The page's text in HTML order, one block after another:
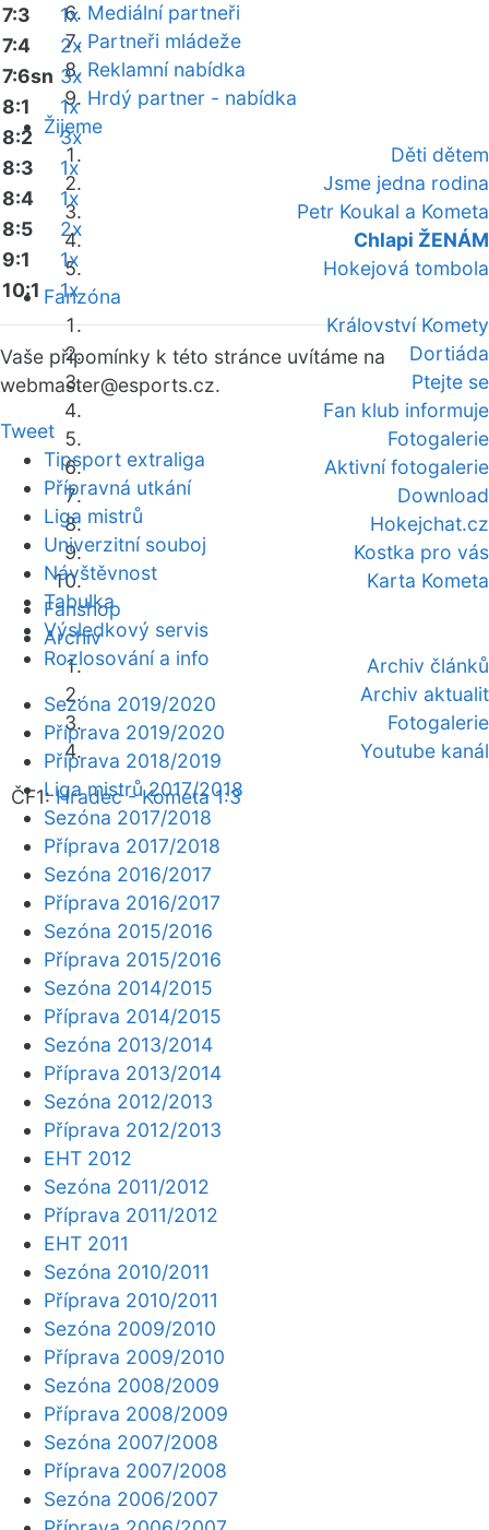
Mediální partneři
Partneři mládeže
Reklamní nabídka
Hrdý partner - nabídka
Žijeme
Děti dětem
Jsme jedna rodina
Petr Koukal a Kometa
Chlapi ŽENÁM
Hokejová tombola
Fanzóna
Království Komety
Dortiáda
Ptejte se
Fan klub informuje
Fotogalerie
Aktivní fotogalerie
Download
Hokejchat.cz
Kostka pro vás
Karta Kometa
Fanshop
Archiv
Archiv článků
Archiv aktualit
Fotogalerie
Youtube kanál
ČF1:Hradec - Kometa 1:3
7:3
1x
7:4
2x
7:6sn 3x
8:1
1x
8:2
3x
8:3
1x
8:4
1x
8:5
2x
9:1
1x
10:1
1x
Vaše připomínky k této stránce uvítáme na
webmaster@esports.cz.
Tweet
Tipsport extraliga
Přípravná utkání
Liga mistrů
Univerzitní souboj
Návštěvnost
Tabulka
Výsledkový servis
Rozlosování a info
Sezóna 2019/2020
Příprava 2019/2020
Příprava 2018/2019
Liga mistrů 2017/2018
Sezóna 2017/2018
Příprava 2017/2018
Sezóna 2016/2017
Příprava 2016/2017
Sezóna 2015/2016
Příprava 2015/2016
Sezóna 2014/2015
Příprava 2014/2015
Sezóna 2013/2014
Příprava 2013/2014
Sezóna 2012/2013
Příprava 2012/2013
EHT 2012
Sezóna 2011/2012
Příprava 2011/2012
EHT 2011
Sezóna 2010/2011
Příprava 2010/2011
Sezóna 2009/2010
Příprava 2009/2010
Sezóna 2008/2009
Příprava 2008/2009
Sezóna 2007/2008
Příprava 2007/2008
Sezóna 2006/2007